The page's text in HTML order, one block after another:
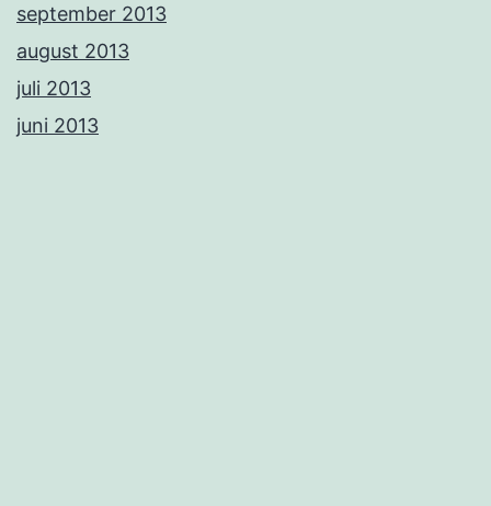
september 2013
august 2013
juli 2013
juni 2013